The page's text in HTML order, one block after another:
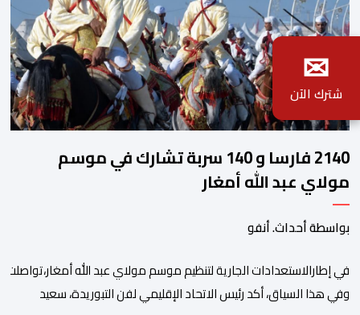
2140 فارسا و 140 سربة تشارك في موسم
مولاي عبد الله أمغار
بواسطة أحداث. أنفو
في إطارالاستعدادات الجارية لتنظيم موسم مولاي عبد الله
وفي هذا السياق، أكد رئيس الاتحاد الإقليمي لفن التبوريدة، سعيد
✉
شترك الآن